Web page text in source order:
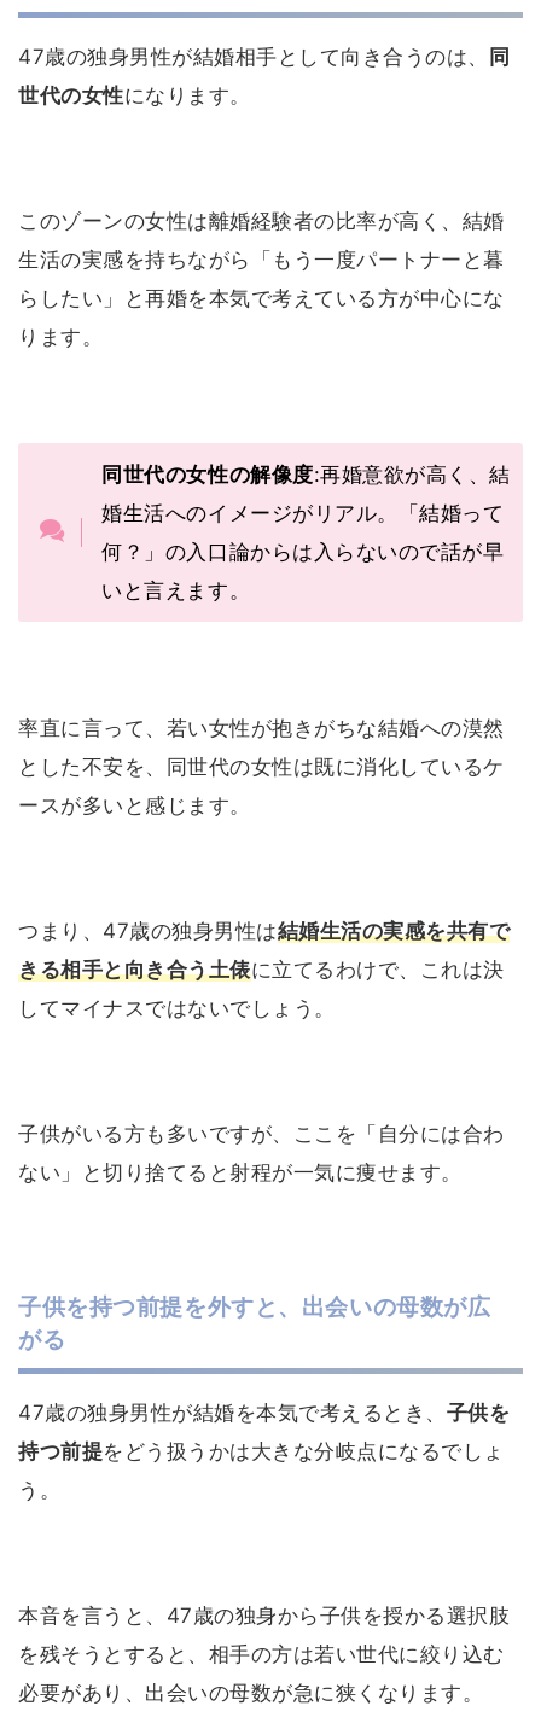
47歳の独身男性が結婚相手として向き合うのは、
同
世代の女性になります。
このゾーンの女性は離婚経験者の比率が高く、結婚
生活の実感を持ちながら「もう一度パートナーと暮
らしたい」と再婚を本気で考えている方が中心にな
ります。
同世代の女性の解像度:再婚意欲が高く、結
婚生活へのイメージがリアル。「結婚って
何？」の入口論からは入らないので話が早
いと言えます。
率直に言って、若い女性が抱きがちな結婚への漠然
とした不安を、同世代の女性は既に消化しているケ
ースが多いと感じます。
つまり、47歳の独身男性は結婚生活の実感を共有で
きる相手と向き合う土俵に立てるわけで、これは決
してマイナスではないでしょう。
子供がいる方も多いですが、ここを「自分には合わ
ない」と切り捨てると射程が一気に痩せます。
子供を持つ前提を外すと、出会いの母数が広
がる
47歳の独身男性が結婚を本気で考えるとき、 子供を
持つ前提をどう扱うかは大きな分岐点になるでしょ
う。
本音を言うと、47歳の独身から子供を授かる選択肢
を残そうとすると、相手の方は若い世代に絞り込む
必要があり、出会いの母数が急に狭くなります。